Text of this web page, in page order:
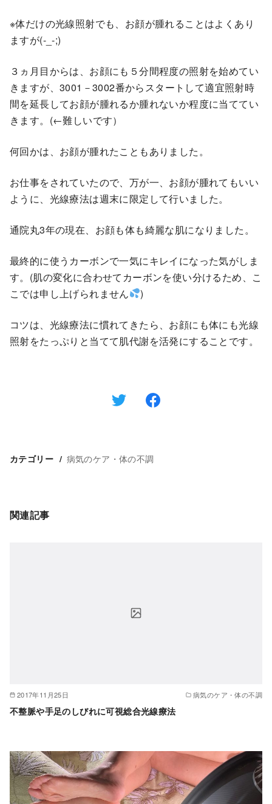
※体だけの光線照射でも、お顔が腫れることはよくあり
ますが(-_-;)
３ヵ月目からは、お顔にも５分間程度の照射を始めてい
きますが、3001－3002番からスタートして適宜照射時
間を延長してお顔が腫れるか腫れないか程度に当ててい
きます。(←難しいです）
何回かは、お顔が腫れたこともありました。
お仕事をされていたので、万が一、お顔が腫れてもいい
ように、光線療法は週末に限定して行いました。
通院丸3年の現在、お顔も体も綺麗な肌になりました。
最終的に使うカーボンで一気にキレイになった気がしま
す。(肌の変化に合わせてカーボンを使い分けるため、こ
こでは申し上げられません
)
コツは、光線療法に慣れてきたら、お顔にも体にも光線
照射をたっぷりと当てて肌代謝を活発にすることです。
カテゴリー 病気のケア・体の不調
関連記事
2017年11月25日 病気のケア・体の不調
不整脈や手足のしびれに可視総合光線療法